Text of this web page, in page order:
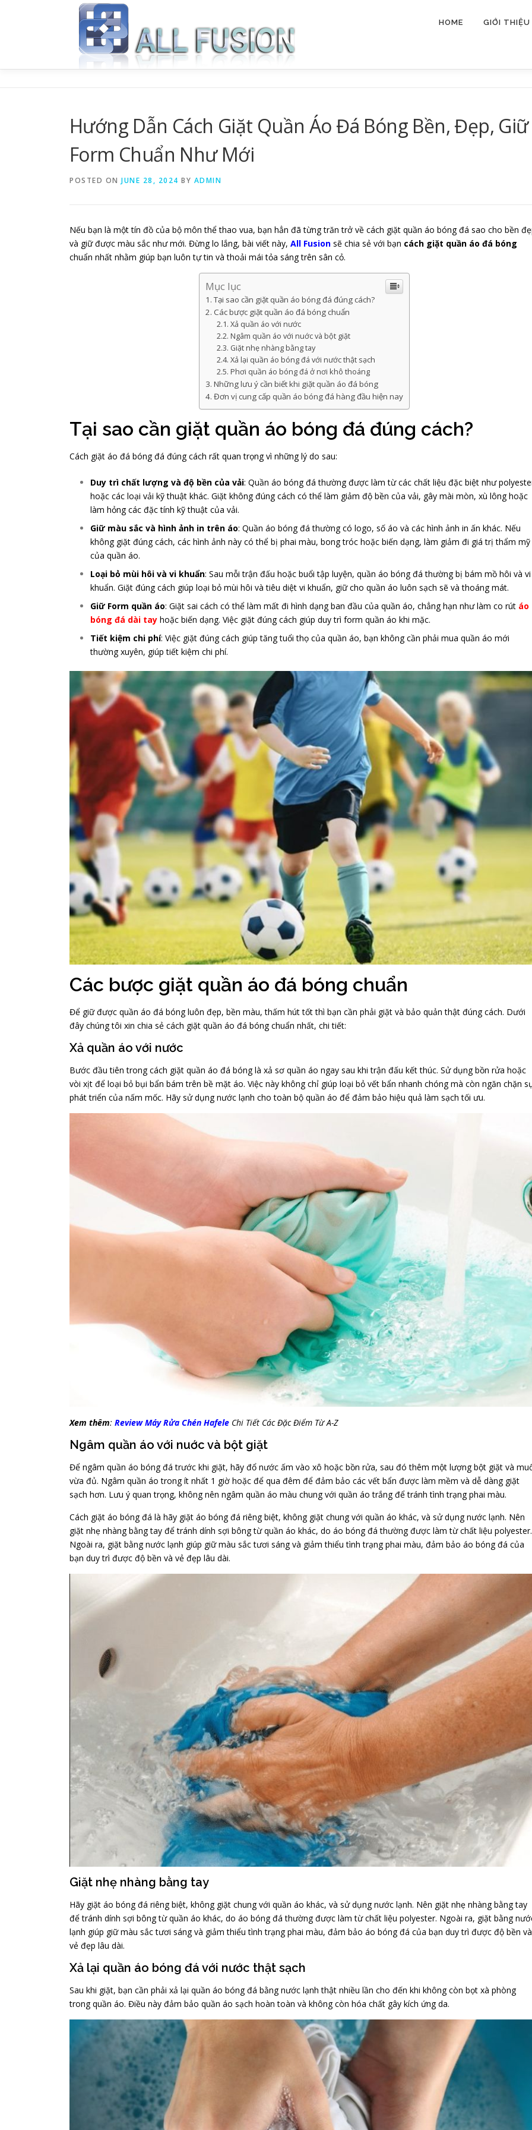
HOME GIỚI THIỆU
Hướng Dẫn Cách Giặt Quần Áo Đá Bóng Bền, Đẹp, Giữ
Form Chuẩn Như Mới
POSTED ON JUNE 28, 2024 BY ADMIN
Nếu bạn là một tín đồ của bộ môn thể thao vua, bạn hẳn đã từng trăn trở về cách giặt quần áo bóng đá sao cho bền
và giữ được màu sắc như mới. Đừng lo lắng, bài viết này, All Fusion sẽ chia sẻ với bạn cách giặt quần áo đá bóng
chuẩn nhất nhằm giúp bạn luôn tự tin và thoải mái tỏa sáng trên sân cỏ.
Mục lục
Tại sao cần giặt quần áo bóng đá đúng cách?
Các bược giặt quần áo đá bóng chuẩn
Xả quần áo với nước
Ngâm quần áo với nuớc và bột giặt
Giặt nhẹ nhàng bằng tay
Xả lại quần áo bóng đá với nước thật sạch
Phơi quần áo bóng đá ở nơi khô thoáng
Những lưu ý cần biết khi giặt quần áo đá bóng
Đơn vị cung cấp quần áo bóng đá hàng đầu hiện nay
Tại sao cần giặt quần áo bóng đá đúng cách?
Cách giặt áo đá bóng đá đúng cách rất quan trọng vì những lý do sau:
Duy trì chất lượng và độ bền của vải: Quần áo bóng đá thường được làm từ các chất liệu đặc biệt như
hoặc các loại vải kỹ thuật khác. Giặt không đúng cách có thể làm giảm độ bền của vải, gây mài mòn, xù lông hoặc
làm hỏng các đặc tính kỹ thuật của vải.
Giữ màu sắc và hình ảnh in trên áo: Quần áo bóng đá thường có logo, số áo và các hình ảnh in ấn khác. Nếu
không giặt đúng cách, các hình ảnh này có thể bị phai màu, bong tróc hoặc biến dạng, làm giảm đi giá trị thẩm mỹ
của quần áo.
Loại bỏ mùi hôi và vi khuẩn: Sau mỗi trận đấu hoặc buổi tập luyện, quần áo bóng đá thường bị bám mồ hôi và vi
khuẩn. Giặt đúng cách giúp loại bỏ mùi hôi và tiêu diệt vi khuẩn, giữ cho quần áo luôn sạch sẽ và thoáng mát.
Giữ Form quần áo: Giặt sai cách có thể làm mất đi hình dạng ban đầu của quần áo, chẳng hạn như làm co rút áo
bóng đá dài tay hoặc biến dạng. Việc giặt đúng cách giúp duy trì form quần áo khi mặc.
Tiết kiệm chi phí: Việc giặt đúng cách giúp tăng tuổi thọ của quần áo, bạn không cần phải mua quần áo mới
thường xuyên, giúp tiết kiệm chi phí.
Các bược giặt quần áo đá bóng chuẩn
Để giữ được quần áo đá bóng luôn đẹp, bền màu, thấm hút tốt thì bạn cần phải giặt và bảo quản thật đúng cách. Dưới
đây chúng tôi xin chia sẻ cách giặt quần áo đá bóng chuẩn nhất, chi tiết:
Xả quần áo với nước
Bước đầu tiên trong cách giặt quần áo đá bóng là xả sơ quần áo ngay sau khi trận đấu kết thúc. Sử dụng bồn rửa hoặc
vòi xịt để loại bỏ bụi bẩn bám trên bề mặt áo. Việc này không chỉ giúp loại bỏ vết bẩn nhanh chóng mà còn ngăn chặn
phát triển của nấm mốc. Hãy sử dụng nước lạnh cho toàn bộ quần áo để đảm bảo hiệu quả làm sạch tối ưu.
Xem thêm: Review Máy Rửa Chén Hafele Chi Tiết Các Đặc Điểm Từ A-Z
Ngâm quần áo với nuớc và bột giặt
Để ngâm quần áo bóng đá trước khi giặt, hãy đổ nước ấm vào xô hoặc bồn rửa, sau đó thêm một lượng bột giặt và
vừa đủ. Ngâm quần áo trong ít nhất 1 giờ hoặc để qua đêm để đảm bảo các vết bẩn được làm mềm và dễ dàng giặt
sạch hơn. Lưu ý quan trọng, không nên ngâm quần áo màu chung với quần áo trắng để tránh tình trạng phai màu.
Cách giặt áo bóng đá là hãy giặt áo bóng đá riêng biệt, không giặt chung với quần áo khác, và sử dụng nước lạnh. Nên
giặt nhẹ nhàng bằng tay để tránh dính sợi bông từ quần áo khác, do áo bóng đá thường được làm từ chất liệu polyester.
Ngoài ra, giặt bằng nước lạnh giúp giữ màu sắc tươi sáng và giảm thiểu tình trạng phai màu, đảm bảo áo bóng đá của
bạn duy trì được độ bền và vẻ đẹp lâu dài.
Giặt nhẹ nhàng bằng tay
Hãy giặt áo bóng đá riêng biệt, không giặt chung với quần áo khác, và sử dụng nước lạnh. Nên giặt nhẹ nhàng bằng tay
để tránh dính sợi bông từ quần áo khác, do áo bóng đá thường được làm từ chất liệu polyester. Ngoài ra, giặt bằng
lạnh giúp giữ màu sắc tươi sáng và giảm thiểu tình trạng phai màu, đảm bảo áo bóng đá của bạn duy trì được độ bền và
vẻ đẹp lâu dài.
Xả lại quần áo bóng đá với nước thật sạch
Sau khi giặt, bạn cần phải xả lại quần áo bóng đá bằng nước lạnh thật nhiều lần cho đến khi không còn bọt xà phòng
trong quần áo. Điều này đảm bảo quần áo sạch hoàn toàn và không còn hóa chất gây kích ứng da.